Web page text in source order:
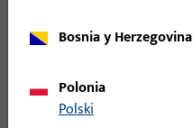
producto:
Bosnia y Herzegovina
Polonia
Polski